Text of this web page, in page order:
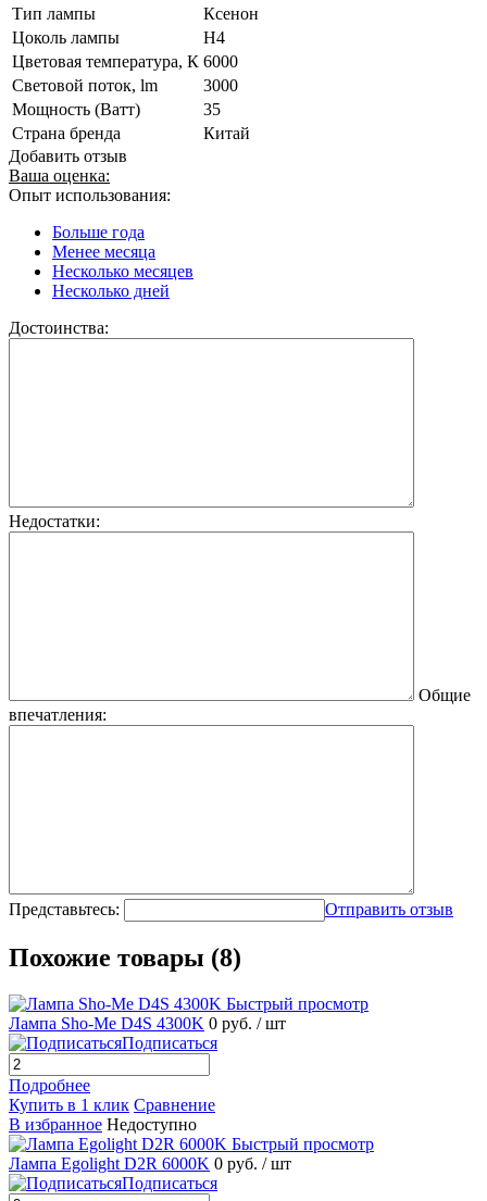
Тип лампы
Ксенон
Цоколь лампы
H4
Цветовая температура, К 6000
Световой поток, lm
3000
Мощность (Ватт)
35
Страна бренда
Китай
Добавить отзыв
Ваша оценка:
Опыт использования:
Больше года
Менее месяца
Несколько месяцев
Несколько дней
Достоинства:
Недостатки:
Общие
впечатления:
Представьтесь: Отправить отзыв
Похожие товары (8)
Быстрый просмотр
Лампа Sho-Me D4S 4300K 0 руб. / шт
Подписаться
Подробнее
Купить в 1 клик Сравнение
В избранное Недоступно
Быстрый просмотр
Лампа Egolight D2R 6000K 0 руб. / шт
Подписаться